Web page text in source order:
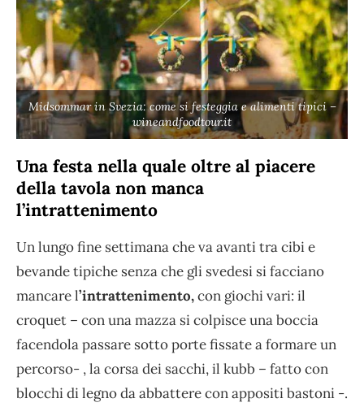
Midsommar in Svezia: come si festeggia e alimenti tipici –
wineandfoodtour.it
Una festa nella quale oltre al piacere
della tavola non manca
l’intrattenimento
Un lungo fine settimana che va avanti tra cibi e
bevande tipiche senza che gli svedesi si facciano
mancare l’intrattenimento,con giochi vari: il
croquet – con una mazza si colpisce una boccia
facendola passare sotto porte fissate a formare un
percorso- , la corsa dei sacchi, il kubb – fatto con
blocchi di legno da abbattere con appositi bastoni -.